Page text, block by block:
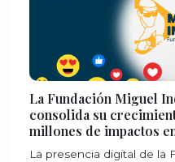
La Fundación Miguel
consolida su
millones de impactos
La presencia digital de la